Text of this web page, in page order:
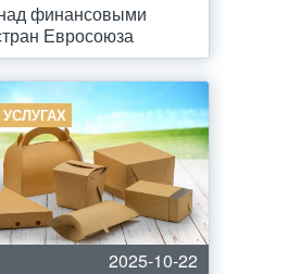
финансовыми
Евросоюза
2025-10-22